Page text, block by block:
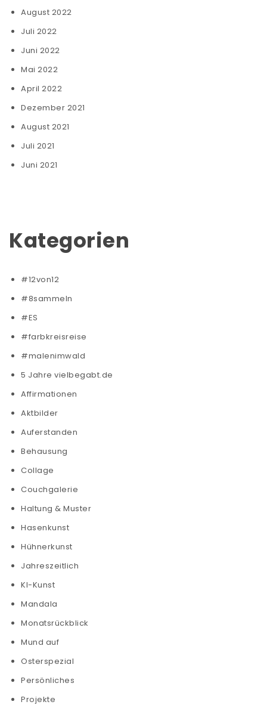
August 2022
Juli 2022
Juni 2022
Mai 2022
April 2022
Dezember 2021
August 2021
Juli 2021
Juni 2021
Kategorien
#12von12
#8sammeln
#ES
#farbkreisreise
#malenimwald
5 Jahre vielbegabt.de
Affirmationen
Aktbilder
Auferstanden
Behausung
Collage
Couchgalerie
Haltung & Muster
Hasenkunst
Hühnerkunst
Jahreszeitlich
KI-Kunst
Mandala
Monatsrückblick
Mund auf
Osterspezial
Persönliches
Projekte